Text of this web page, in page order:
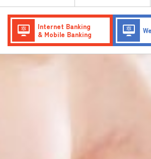
Internet Banking
& Mobile Banking